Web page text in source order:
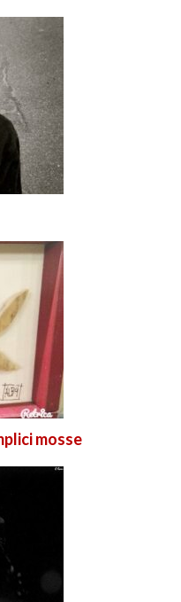
mosse